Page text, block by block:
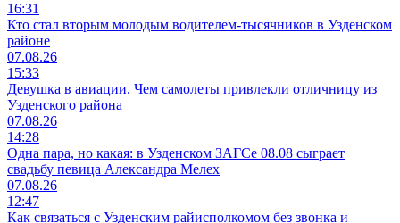
16:31
Кто стал вторым молодым водителем-тысячников в Узденском
районе
07.08.26
15:33
Девушка в авиации. Чем самолеты привлекли отличницу из
Узденского района
07.08.26
14:28
Одна пара, но какая: в Узденском ЗАГСе 08.08 сыграет
свадьбу певица Александра Мелех
07.08.26
12:47
Как связаться с Узденским райисполкомом без звонка и